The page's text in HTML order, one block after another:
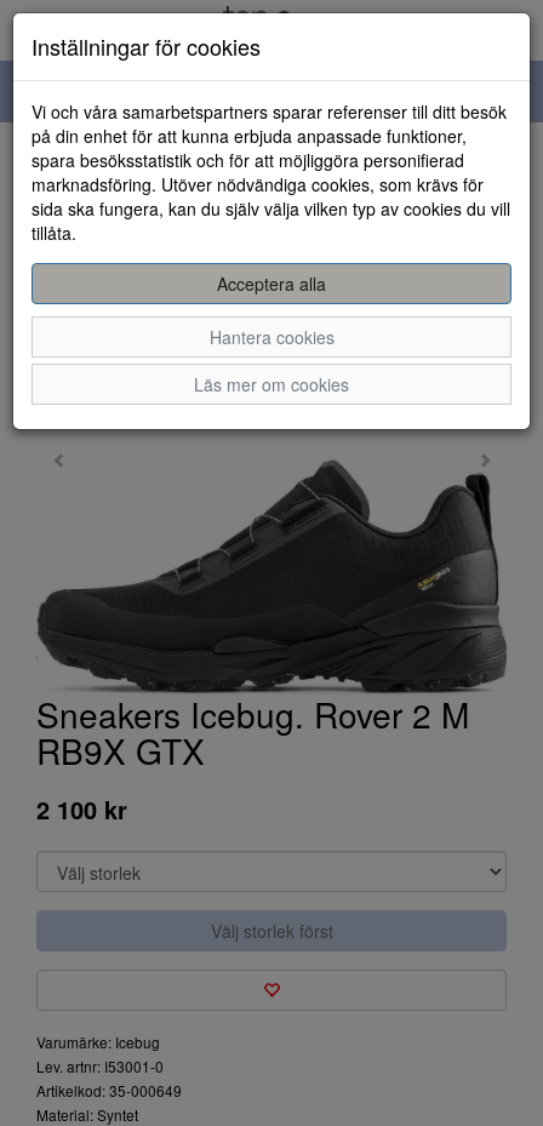
navigation
HEM
Sneakers Icebug. Rover 2 M
RB9X GTX
2 100 kr
Välj storlek först
Varumärke: Icebug
Lev. artnr: I53001-0
Artikelkod: 35-000649
Material: Syntet
Inställningar för cookies
Vi och våra samarbetspartners sparar referenser till ditt besök
på din enhet för att kunna erbjuda anpassade funktioner,
spara besöksstatistik och för att möjliggöra personifierad
marknadsföring. Utöver nödvändiga cookies, som krävs för
sida ska fungera, kan du själv välja vilken typ av cookies du vill
tillåta.
Acceptera alla
Hantera cookies
Läs mer om cookies